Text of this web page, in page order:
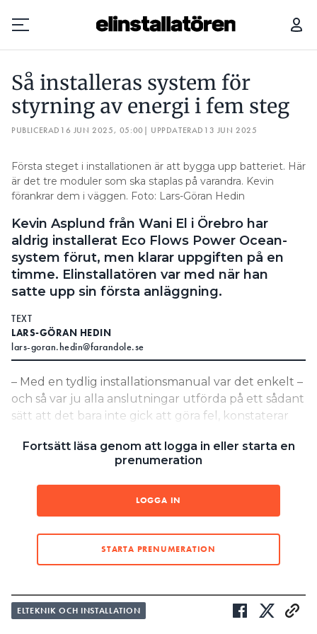
Prenumerera
Hantera prenumeration
Lediga jobb
Annonsera
Läs E-tidningen
Om tidningen
Kontakt
Search for:
SEARCH
Så installeras system för
styrning av energi i fem steg
PUBLICERAD 16 JUN 2025, 05:00 | UPPDATERAD 13 JUN 2025
Första steget i installationen är att bygga upp batteriet. Här
är det tre moduler som ska staplas på varandra. Kevin
förankrar dem i väggen. Foto: Lars-Göran Hedin
Kevin Asplund från Wani El i Örebro har
aldrig installerat Eco Flows Power Ocean-
system förut, men klarar uppgiften på en
timme. Elinstallatören var med när han
satte upp sin första anläggning.
TEXT
LARS-GÖRAN HEDIN
lars-goran.hedin@farandole.se
– Med en tydlig installationsmanual var det enkelt –
och så var ju alla anslutningar utförda på ett sådant
sätt att det bara inte gick att göra fel, konstaterar
styra och optimera energiförbrukningen.
förbindelser
mellan
Att bygga upp batteriet är enkelt.
De olika batterimodulerna är
kontaktdon – det är bara att ställa
dit dem ovanpå varandra. Man kan
Fortsätt läsa genom att logga in eller starta en
prenumeration
LOGGA IN
STARTA PRENUMERATION
ELTEKNIK OCH INSTALLATION